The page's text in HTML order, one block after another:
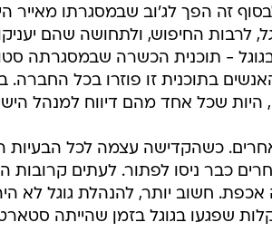
זה הפך לג'וב שבמסגרתו מאייר
לרבות החיפוש, ולתחושה שהם
- תוכנית הכשרה שבמסגרתה
האנשים בתוכנית זו פוזרו בכל
שכל אחד מהם דיווח למנהל
אחרים. כשהקדישה עצמה לכל הבעיות
כבר ניסו לפתור. לעתים קרובות
חשוב יותר, להנהלת גוגל לא
שפגעו בגוגל בזמן שהייתה